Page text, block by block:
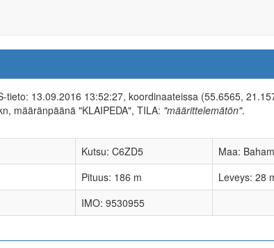
tieto: 13.09.2016 13:52:27, koordinaateissa (55.6565,
määränpäänä "KLAIPEDA", TILA: "määrittelemätön".
Kutsu: C6ZD5
Maa:
Pituus: 186 m
Leveys: 28
IMO: 9530955